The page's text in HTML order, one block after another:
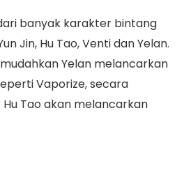
banyak karakter bintang
Jin, Hu Tao, Venti dan Yelan.
Yelan melancarkan
Vaporize, secara
Tao akan melancarkan